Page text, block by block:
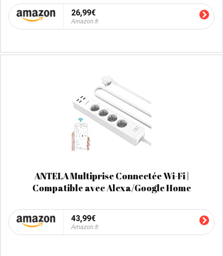
26,99€
Amazon.fr
ANTELA Multiprise Connectée Wi-Fi |
Compatible avec Alexa/Google Home
43,99€
Amazon.fr